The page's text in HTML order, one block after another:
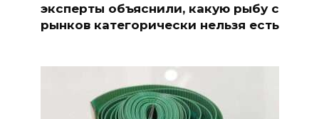
эксперты объяснили, какую рыбу с
рынков категорически нельзя есть